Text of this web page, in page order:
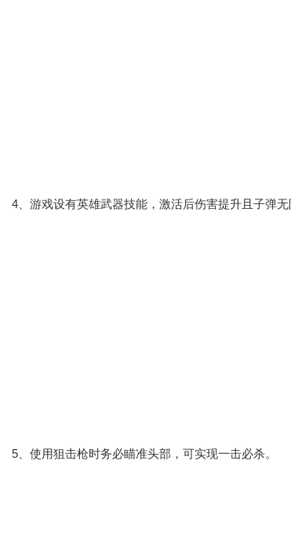
4、游戏设有英雄武器技能，激活后伤害提升且子弹无
5、使用狙击枪时务必瞄准头部，可实现一击必杀。